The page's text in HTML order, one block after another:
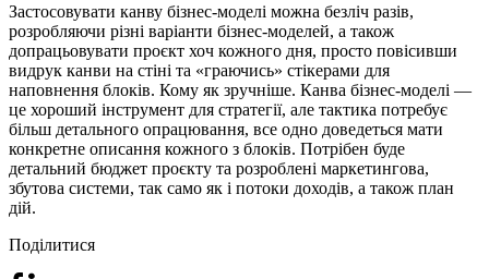
Застосовувати канву бізнес-моделі можна безліч разів,
розробляючи різні варіанти бізнес-моделей, а також
допрацьовувати проєкт хоч кожного дня, просто повісивши
видрук канви на стіні та «граючись» стікерами для
наповнення блоків. Кому як зручніше. Канва бізнес-моделі —
це хороший інструмент для стратегії, але тактика потребує
більш детального опрацювання, все одно доведеться мати
конкретне описання кожного з блоків. Потрібен буде
детальний бюджет проєкту та розроблені маркетингова,
збутова системи, так само як і потоки доходів, а також план
дій.
Поділитися